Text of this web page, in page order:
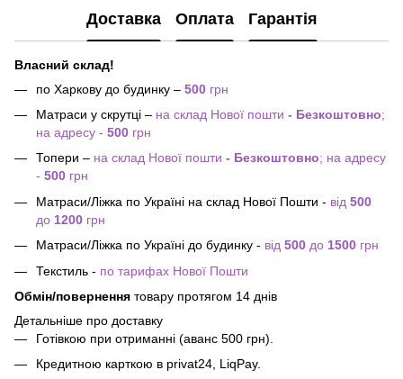
Доставка Оплата Гарантія
Власний склад!
по Харкову до будинку – 500 грн
Матраси у скрутці – на склад Нової пошти - Безкоштовно;
на адресу - 500 грн
Топери – на склад Нової пошти - Безкоштовно; на адресу
- 500 грн
Матраси/Ліжка по Україні на склад Нової Пошти - від 500
до 1200 грн
Матраси/Ліжка по Україні до будинку - від 500 до 1500 грн
Текстиль - по тарифах Нової Пошти
Обмін/повернення товару протягом 14 днів
Детальніше про доставку
Готівкою при отриманні (аванс 500 грн).
Кредитною карткою в privat24, LiqPay.